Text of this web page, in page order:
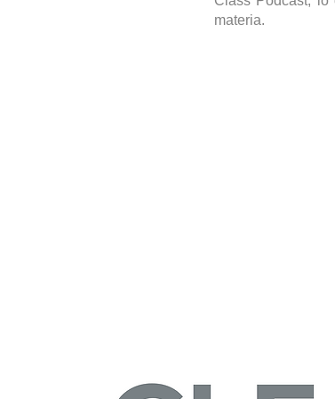
materia.